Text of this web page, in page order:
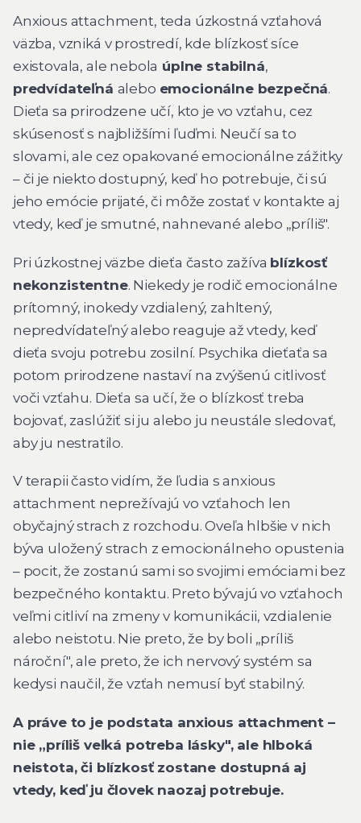
Anxious attachment, teda úzkostná vzťahová
väzba, vzniká v prostredí, kde blízkosť síce
existovala, ale nebola úplne stabilná,
predvídateľná alebo emocionálne bezpečná.
Dieťa sa prirodzene učí, kto je vo vzťahu, cez
skúsenosť s najbližšími ľuďmi. Neučí sa to
slovami, ale cez opakované emocionálne zážitky
– či je niekto dostupný, keď ho potrebuje, či sú
jeho emócie prijaté, či môže zostať v kontakte aj
vtedy, keď je smutné, nahnevané alebo „príliš".
Pri úzkostnej väzbe dieťa často zažíva blízkosť
nekonzistentne. Niekedy je rodič emocionálne
prítomný, inokedy vzdialený, zahltený,
nepredvídateľný alebo reaguje až vtedy, keď
dieťa svoju potrebu zosilní. Psychika dieťaťa sa
potom prirodzene nastaví na zvýšenú citlivosť
voči vzťahu. Dieťa sa učí, že o blízkosť treba
bojovať, zaslúžiť si ju alebo ju neustále sledovať,
aby ju nestratilo.
V terapii často vidím, že ľudia s anxious
attachment neprežívajú vo vzťahoch len
obyčajný strach z rozchodu. Oveľa hlbšie v nich
býva uložený strach z emocionálneho opustenia
– pocit, že zostanú sami so svojimi emóciami bez
bezpečného kontaktu. Preto bývajú vo vzťahoch
veľmi citliví na zmeny v komunikácii, vzdialenie
alebo neistotu. Nie preto, že by boli „príliš
nároční", ale preto, že ich nervový systém sa
kedysi naučil, že vzťah nemusí byť stabilný.
A práve to je podstata anxious attachment –
nie „príliš veľká potreba lásky", ale hlboká
neistota, či blízkosť zostane dostupná aj
vtedy, keď ju človek naozaj potrebuje.